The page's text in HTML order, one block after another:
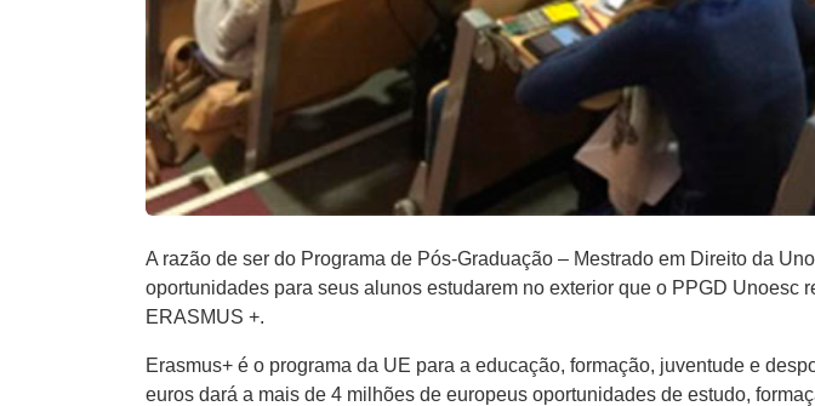
A razão de ser do Programa de Pós-Graduação – Mestrado em Direito da
oportunidades para seus alunos estudarem no exterior que o PPGD
ERASMUS +.
Erasmus+ é o programa da UE para a educação, formação, juventude e
euros dará a mais de 4 milhões de europeus oportunidades de estudo,